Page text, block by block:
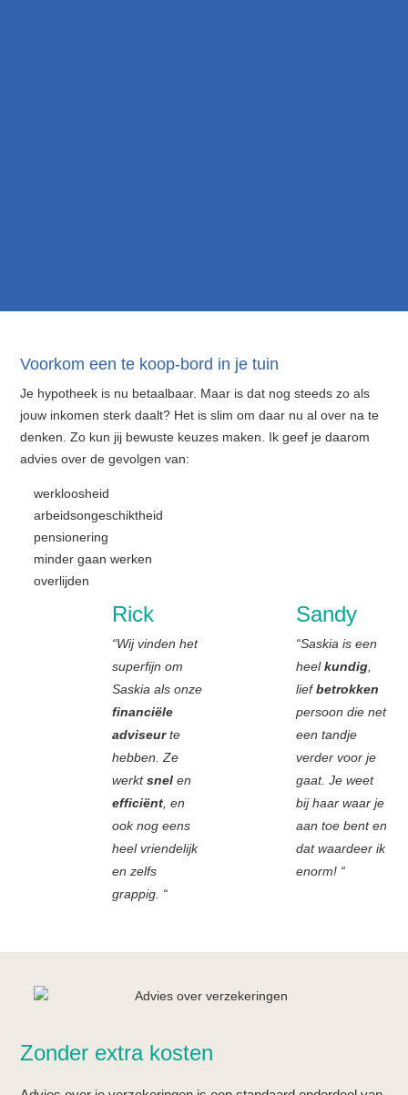
Voorkom een te koop-bord in je tuin
Je hypotheek is nu betaalbaar. Maar is dat nog steeds zo als
jouw inkomen sterk daalt? Het is slim om daar nu al over na te
denken. Zo kun jij bewuste keuzes maken. Ik geef je daarom
advies over de gevolgen van:
werkloosheid
arbeidsongeschiktheid
pensionering
minder gaan werken
overlijden
Rick
“Wij vinden het
superfijn om
Saskia als onze
financiële
adviseurte
hebben. Ze
werktsnel en
efficiënt, en
ook nog eens
heel vriendelijk
en zelfs
grappig. “
Sandy
“Saskia is een
heel kundig,
lief betrokken
persoon die net
een tandje
verder voor je
gaat. Je weet
bij haar waar je
aan toe bent en
dat waardeer ik
enorm! “
Zonder extra kosten